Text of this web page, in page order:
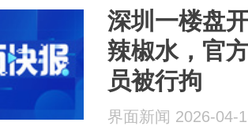
深圳一楼盘
辣椒水，官
员被行拘
界面新闻 2026-04-